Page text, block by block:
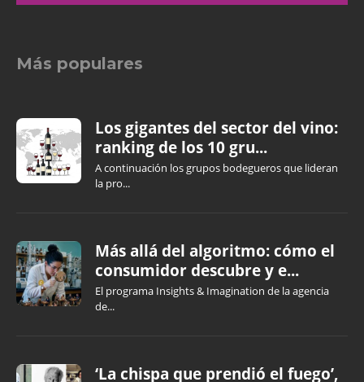
Más populares
Los gigantes del sector del vino:
ranking de los 10 gru...
A continuación los grupos bodegueros que lideran
la pro...
Más allá del algoritmo: cómo el
consumidor descubre y e...
El programa Insights & Imagination de la agencia
de...
‘La chispa que prendió el fuego’,